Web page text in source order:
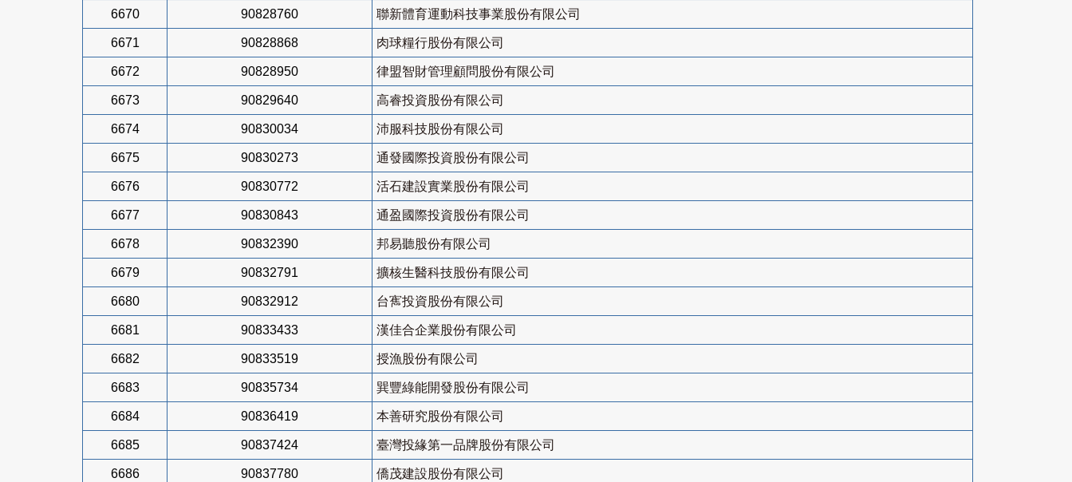
6670 90828760 聯新體育運動科技事業股份有限公司
6671 90828868 肉球糧行股份有限公司
6672 90828950 律盟智財管理顧問股份有限公司
6673 90829640 高睿投資股份有限公司
6674 90830034 沛服科技股份有限公司
6675 90830273 通發國際投資股份有限公司
6676 90830772 活石建設實業股份有限公司
6677 90830843 通盈國際投資股份有限公司
6678 90832390 邦易聽股份有限公司
6679 90832791 擴核生醫科技股份有限公司
6680 90832912 台寯投資股份有限公司
6681 90833433 漢佳合企業股份有限公司
6682 90833519 授漁股份有限公司
6683 90835734 巽豐綠能開發股份有限公司
6684 90836419 本善研究股份有限公司
6685 90837424 臺灣投緣第一品牌股份有限公司
6686 90837780 僑茂建設股份有限公司